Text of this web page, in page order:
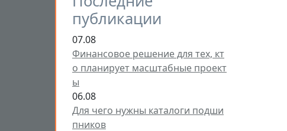
публикации
07.08
Финансовое решение для тех, кт
о планирует масштабные проект
ы
06.08
Для чего нужны каталоги подши
пников